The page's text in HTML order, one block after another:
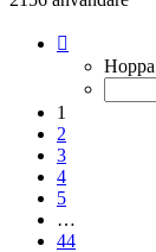
1
2
3
4
5
…
44